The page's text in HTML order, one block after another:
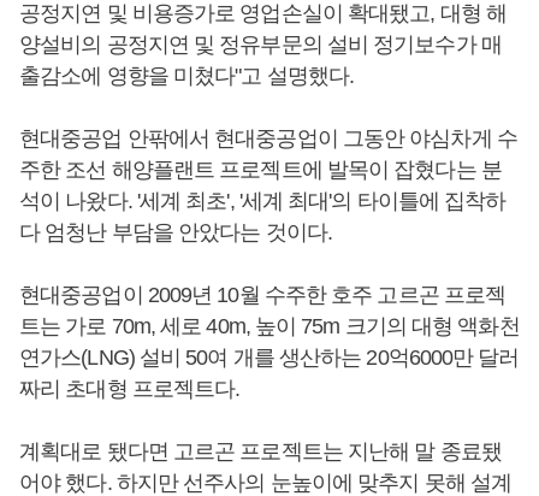
공정지연 및 비용증가로 영업손실이 확대됐고, 대형 해
양설비의 공정지연 및 정유부문의 설비 정기보수가 매
출감소에 영향을 미쳤다"고 설명했다.
현대중공업 안팎에서 현대중공업이 그동안 야심차게 수
주한 조선 해양플랜트 프로젝트에 발목이 잡혔다는 분
석이 나왔다. '세계 최초', '세계 최대'의 타이틀에 집착하
다 엄청난 부담을 안았다는 것이다.
현대중공업이 2009년 10월 수주한 호주 고르곤 프로젝
트는 가로 70m, 세로 40m, 높이 75m 크기의 대형 액화천
연가스(LNG) 설비 50여 개를 생산하는 20억6000만 달러
짜리 초대형 프로젝트다.
계획대로 됐다면 고르곤 프로젝트는 지난해 말 종료됐
어야 했다. 하지만 선주사의 눈높이에 맞추지 못해 설계